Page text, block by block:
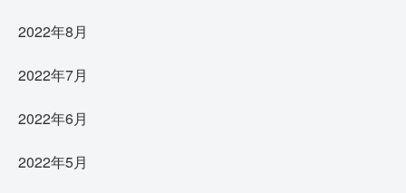
2022年8月
2022年7月
2022年6月
2022年5月